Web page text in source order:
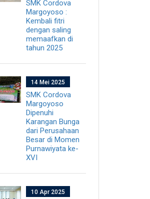
SMK Cordova
Margoyoso :
Kembali fitri
dengan saling
memaafkan di
tahun 2025
14 Mei 2025
SMK Cordova
Margoyoso
Dipenuhi
Karangan Bunga
dari Perusahaan
Besar di Momen
Purnawiyata ke-
XVI
10 Apr 2025